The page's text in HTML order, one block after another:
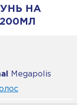
НА
Megapolis